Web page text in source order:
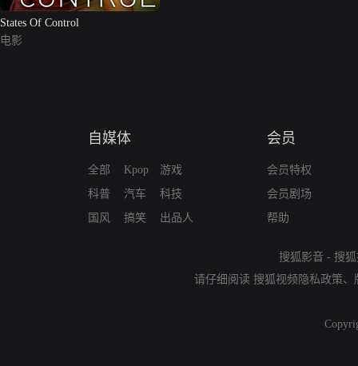
States Of Control
电影
自媒体
全部
科普
国风
Kpop
汽车
搞笑
游戏
科技
出品人
会员
会员特权
会员剧场
帮助
搜狐影音 - 搜
请仔细阅读 搜狐视频隐私政策、